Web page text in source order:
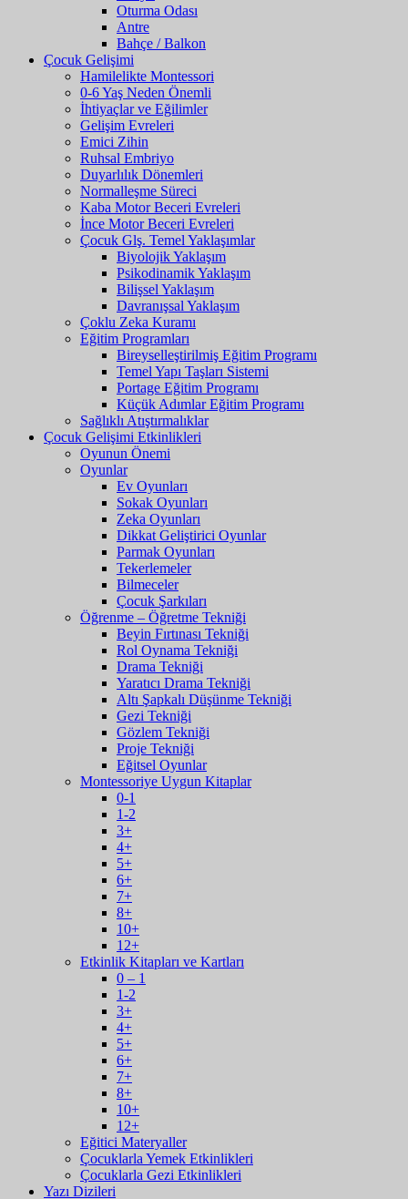
Oturma Odası
Antre
Bahçe / Balkon
Çocuk Gelişimi
Hamilelikte Montessori
0-6 Yaş Neden Önemli
İhtiyaçlar ve Eğilimler
Gelişim Evreleri
Emici Zihin
Ruhsal Embriyo
Duyarlılık Dönemleri
Normalleşme Süreci
Kaba Motor Beceri Evreleri
İnce Motor Beceri Evreleri
Çocuk Glş. Temel Yaklaşımlar
Biyolojik Yaklaşım
Psikodinamik Yaklaşım
Bilişsel Yaklaşım
Davranışsal Yaklaşım
Çoklu Zeka Kuramı
Eğitim Programları
Bireyselleştirilmiş Eğitim Programı
Temel Yapı Taşları Sistemi
Portage Eğitim Programı
Küçük Adımlar Eğitim Programı
Sağlıklı Atıştırmalıklar
Çocuk Gelişimi Etkinlikleri
Oyunun Önemi
Oyunlar
Ev Oyunları
Sokak Oyunları
Zeka Oyunları
Dikkat Geliştirici Oyunlar
Parmak Oyunları
Tekerlemeler
Bilmeceler
Çocuk Şarkıları
Öğrenme – Öğretme Tekniği
Beyin Fırtınası Tekniği
Rol Oynama Tekniği
Drama Tekniği
Yaratıcı Drama Tekniği
Altı Şapkalı Düşünme Tekniği
Gezi Tekniği
Gözlem Tekniği
Proje Tekniği
Eğitsel Oyunlar
Montessoriye Uygun Kitaplar
0-1
1-2
3+
4+
5+
6+
7+
8+
10+
12+
Etkinlik Kitapları ve Kartları
0 – 1
1-2
3+
4+
5+
6+
7+
8+
10+
12+
Eğitici Materyaller
Çocuklarla Yemek Etkinlikleri
Çocuklarla Gezi Etkinlikleri
Yazı Dizileri